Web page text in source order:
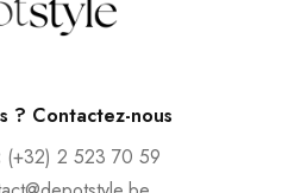
? Contactez-nous
(+32) 2 523 70 59